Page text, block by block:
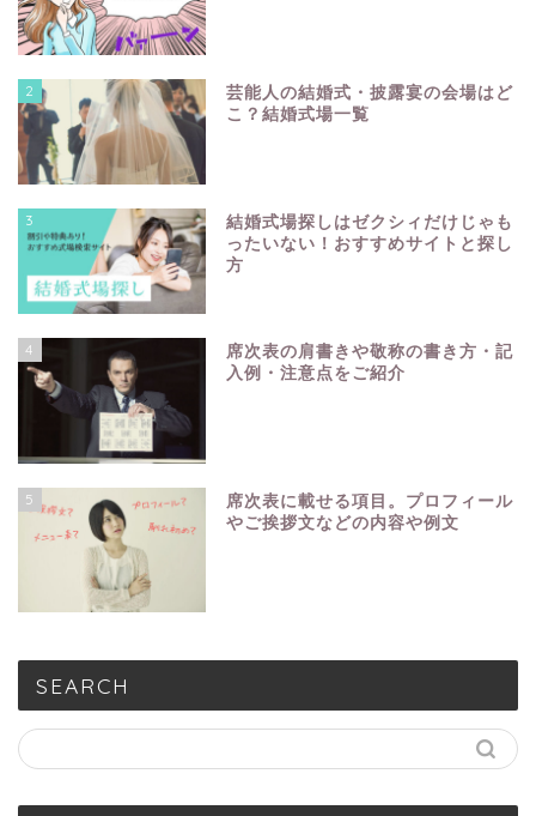
2
芸能人の結婚式・披露宴の会場はど
こ？結婚式場一覧
3
結婚式場探しはゼクシィだけじゃも
ったいない！おすすめサイトと探し
方
4
席次表の肩書きや敬称の書き方・記
入例・注意点をご紹介
5
席次表に載せる項目。プロフィール
やご挨拶文などの内容や例文
SEARCH